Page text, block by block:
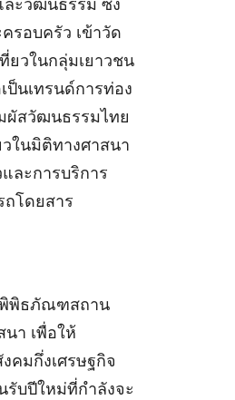
ละวัฒนธรรม ซึ่ง
รอบครัว เข้าวัด
ยวในกลุ่มเยาวชน
นเทรนด์การท่อง
ผัสวัฒนธรรมไทย
ในมิติทางศาสนา
ละการบริการ
ถโดยสาร
พิพิธภัณฑสถาน
า เพื่อให้
คมกึ่งเศรษฐกิจ
รับปีใหม่ที่กำลังจะ